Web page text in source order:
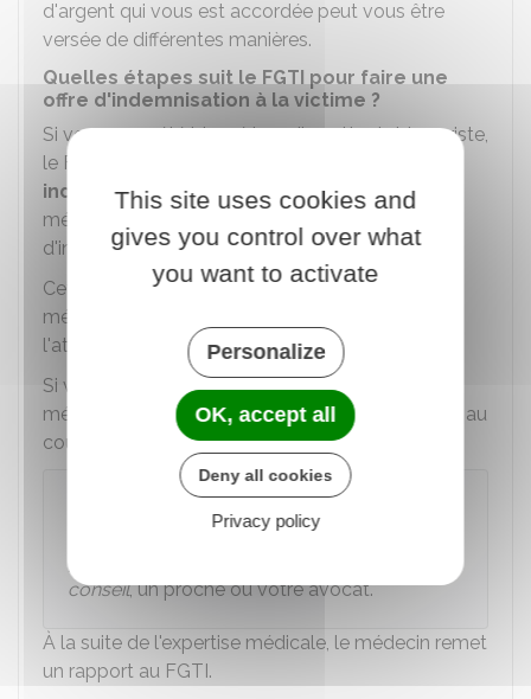
d'argent qui vous est accordée peut vous être
versée de différentes manières.
Quelles étapes suit le FGTI pour faire une
offre d'indemnisation à la victime ?
Si vous avez été blessé lors d'un attentat terroriste,
le FGTI peut demander à un médecin expert
indépendant de procéder à une expertise
médicale avant de vous faire une offre
d'indemnisation.
Cette expertise permet de constater
médicalement l'étendue des conséquences de
l'attentat.
Si votre état de santé n'est pasconsolidé
médecin vous propose un rendez-vous ultérieur au
cours duquel il vous examine de nouveau.
Au cours de l'expertise médicale, vous
conseil, un proche ou votre avocat.
À la suite de l'expertise médicale, le médecin remet
un rapport au FGTI.
This site uses cookies and
gives you control over what
you want to activate
Personalize
OK, accept all
Deny all cookies
Privacy policy